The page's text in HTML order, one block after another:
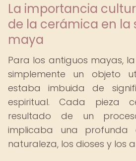
La importancia
de la cerámica en la
maya
Para los antiguos mayas,
simplemente un objeto
estaba imbuida de
espiritual. Cada pieza
resultado de un
implicaba una profunda
naturaleza, los dioses y los